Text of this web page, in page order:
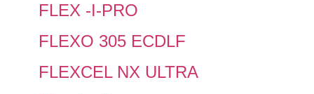
FLEX -I-PRO
FLEXO 305 ECDLF
FLEXCEL NX ULTRA